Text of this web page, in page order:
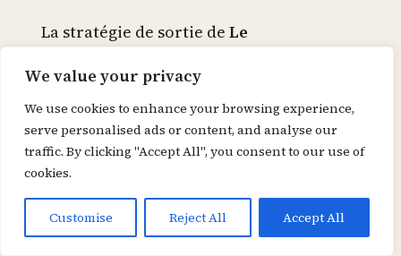
We value your privacy
We use cookies to enhance your browsing experience,
serve personalised ads or content, and analyse our
traffic. By clicking "Accept All", you consent to our use of
cookies.
Customise Reject All Accept All
La stratégie de sortie de Le
atypique. Le film est sorti au
Japon le14 juillet 2023et en
France le1er novembre
2023
lancement s’est faite presque
en silence : pas de bande-